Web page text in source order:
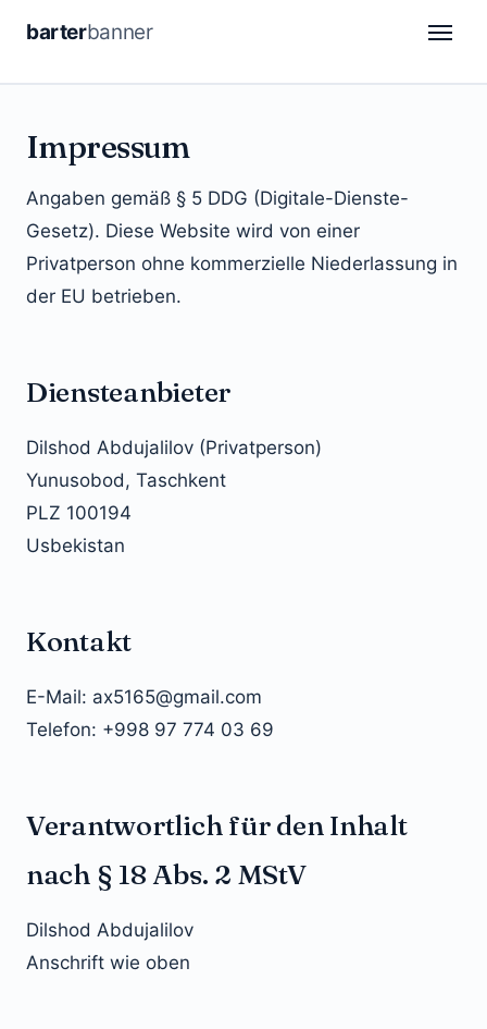
barterbanner
DSP
Attribution
Automation
Retail Media
Impressum
Angaben gemäß § 5 DDG (Digitale-Dienste-
Gesetz). Diese Website wird von einer
Privatperson ohne kommerzielle Niederlassung in
der EU betrieben.
Diensteanbieter
Dilshod Abdujalilov (Privatperson)
Yunusobod, Taschkent
PLZ 100194
Usbekistan
Kontakt
E-Mail: ax5165@gmail.com
Telefon: +998 97 774 03 69
Verantwortlich für den Inhalt
nach § 18 Abs. 2 MStV
Dilshod Abdujalilov
Anschrift wie oben